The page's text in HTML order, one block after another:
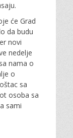
će Grad
da budu
novi
nedelje
nama o
o
sa
osoba sa
sami